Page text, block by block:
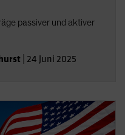
passiver und aktiver
24 Juni 2025